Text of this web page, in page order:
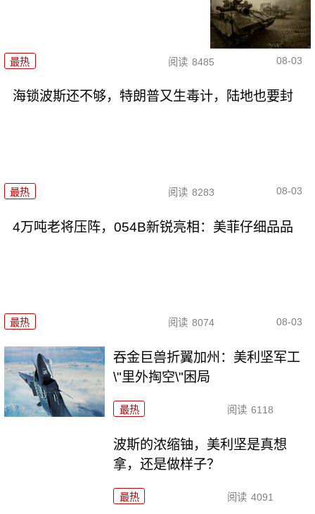
最热 阅读 8485 08-03
海锁波斯还不够，特朗普又生毒计，陆地也要封
最热 阅读 8283 08-03
4万吨老将压阵，054B新锐亮相：美菲仔细品品
最热 阅读 8074 08-03
吞金巨兽折翼加州：美利坚军工
\"里外掏空\"困局
最热 阅读 6118
波斯的浓缩铀，美利坚是真想
拿，还是做样子？
最热 阅读 4091